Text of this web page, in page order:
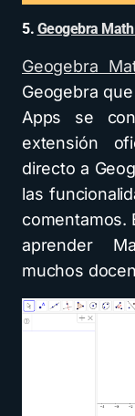
5. Geogebra
Geogebra
Geogebra
Apps se
extensión
directo a
las
comentamos.
aprender
muchos